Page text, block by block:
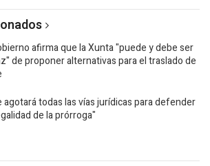
afirma que la Xunta "puede y debe ser
de proponer alternativas para el traslado de
agotará todas las vías jurídicas para defender
de la prórroga"